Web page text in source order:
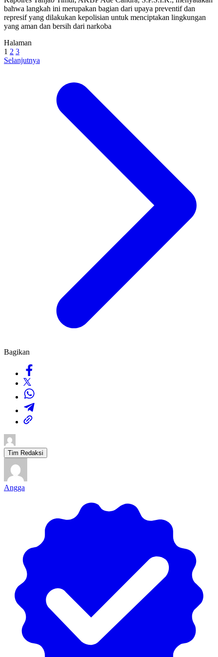
bahwa langkah ini merupakan bagian dari upaya preventif dan
represif yang dilakukan kepolisian untuk menciptakan lingkungan
yang aman dan bersih dari narkoba
Halaman
1 2 3
Selanjutnya
Bagikan
Tim Redaksi
Angga